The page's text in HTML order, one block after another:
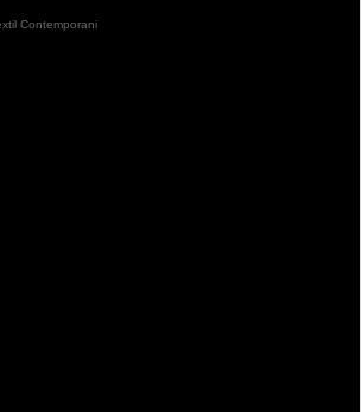
Contemporani